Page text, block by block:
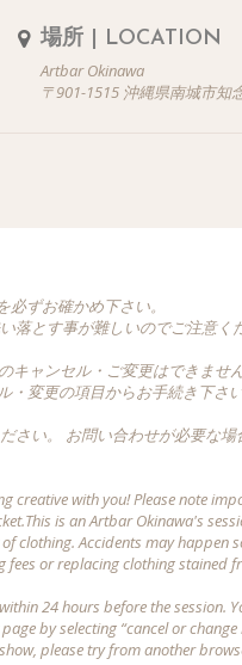
場所 | LOCATION
Artbar Okinawa
〒901-1515 沖縄県南城市知
ずお確かめ下さい。
とす事が難しいのでご注意く
ャンセル・ご変更はできませ
変更の項目からお手続き下さ
い。 お問い合わせが必要な
creative with you! Please note
is an Artbar Okinawa's
clothing. Accidents may happen
or replacing clothing stained
24 hours before the session.
by selecting “cancel or
please try from another